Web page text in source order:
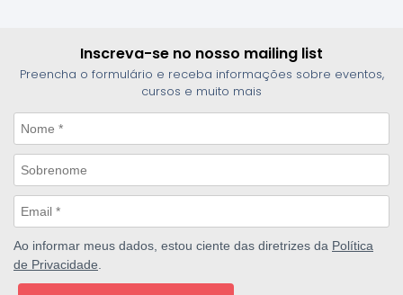
Inscreva-se no nosso mailing list
Preencha o formulário e receba informações sobre eventos,
cursos e muito mais
Ao informar meus dados, estou ciente das diretrizes da Política
de Privacidade.